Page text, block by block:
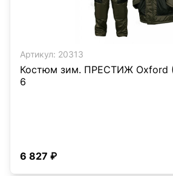
Артикул: 20313
Костюм зим. ПРЕСТИЖ Oxford
6
6 827 ₽